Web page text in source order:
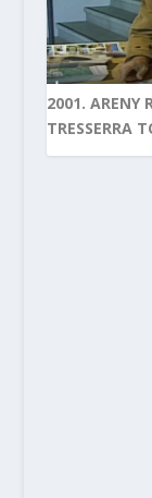
2001. ARENY
TRESSERRA